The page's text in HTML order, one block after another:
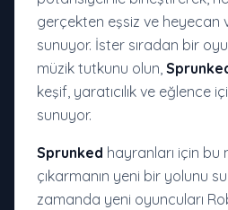
gerçekten eşsiz ve heyecan
sunuyor. İster sıradan bir
müzik tutkunu olun,
keşif, yaratıcılık ve eğlence
sunuyor.
Sprunked hayranları için bu
çıkarmanın yeni bir yolunu
zamanda yeni oyuncuları